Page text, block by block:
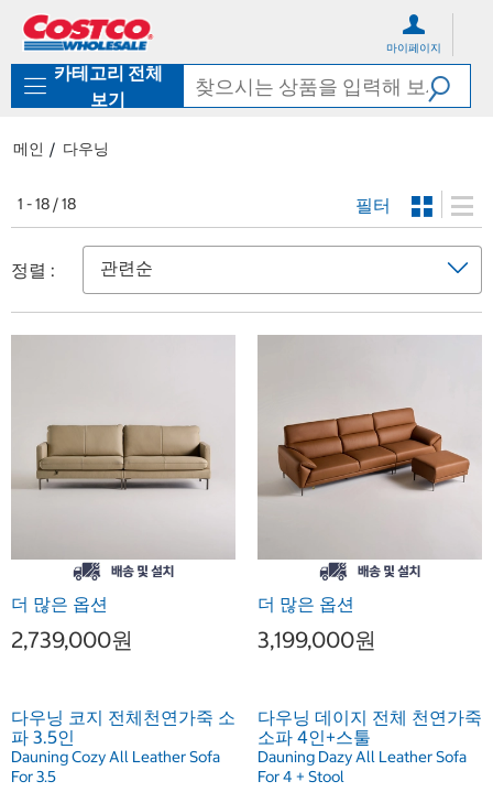
로
기
가
마이페이지
카테고리 전체
보기
메인 다우닝
1 - 18 / 18 필터
정렬 :
더 많은 옵션
2,739,000원
다우닝 코지 전체천연가죽 소
파 3.5인
Dauning Cozy All Leather Sofa
For 3.5
더 많은 옵션
3,199,000원
다우닝 데이지 전체 천연가죽
소파 4인+스툴
Dauning Dazy All Leather Sofa
For 4 + Stool